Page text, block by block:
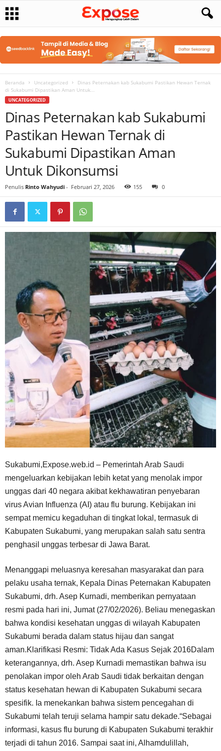
Beranda Uncategorized
Dinas Peternakan kab Sukabumi Pastikan Hewan Ternak
di Sukabumi Dipastikan Aman Untuk...
UNCATEGORIZED
Dinas Peternakan kab Sukabumi
Pastikan Hewan Ternak di
Sukabumi Dipastikan Aman
Untuk Dikonsumsi
Penulis Rinto Wahyudi - Februari 27, 2026 155 0
Sukabumi,Expose.web.id – Pemerintah Arab Saudi
mengeluarkan kebijakan lebih ketat yang menolak impor
unggas dari 40 negara akibat kekhawatiran penyebaran
virus Avian Influenza (AI) atau flu burung. Kebijakan ini
sempat memicu kegaduhan di tingkat lokal, termasuk di
Kabupaten Sukabumi, yang merupakan salah satu sentra
penghasil unggas terbesar di Jawa Barat.
Menanggapi meluasnya keresahan masyarakat dan para
pelaku usaha ternak, Kepala Dinas Peternakan Kabupaten
Sukabumi, drh. Asep Kurnadi, memberikan pernyataan
resmi pada hari ini, Jumat (27/02/2026). Beliau menegaskan
bahwa kondisi kesehatan unggas di wilayah Kabupaten
Sukabumi berada dalam status hijau dan sangat
aman.Klarifikasi Resmi: Tidak Ada Kasus Sejak 2016Dalam
keterangannya, drh. Asep Kurnadi memastikan bahwa isu
penolakan impor oleh Arab Saudi tidak berkaitan dengan
status kesehatan hewan di Kabupaten Sukabumi secara
spesifik. Ia menekankan bahwa sistem pencegahan di
Sukabumi telah teruji selama hampir satu dekade.“Sebagai
informasi, kasus flu burung di Kabupaten Sukabumi terakhir
terjadi di tahun 2016. Sampai saat ini, Alhamdulillah,